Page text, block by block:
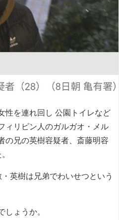
性を連れ回し 公園トイレなど
ィリピン人のガルガオ・メル
の兄の英樹容疑者、斎藤明容
英樹は兄弟でわいせつという
しょうか。